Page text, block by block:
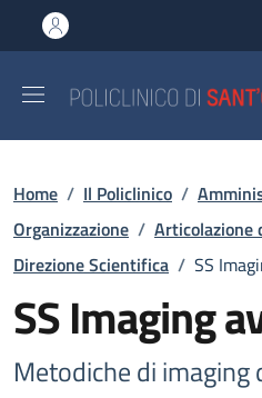
al contenuto principale
to footer content
Briciole di pane
Home / Il Policlinico /
Organizzazione / Articolazione
Direzione Scientifica / SS
SS Imaging
Metodiche di